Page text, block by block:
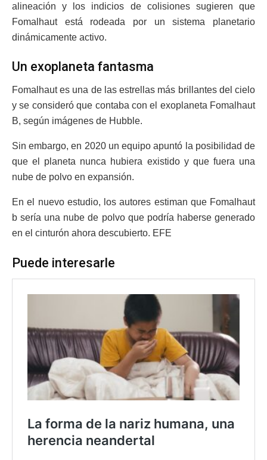
alineación y los indicios de colisiones sugieren que
Fomalhaut está rodeada por un sistema planetario
dinámicamente activo.
Un exoplaneta fantasma
Fomalhaut es una de las estrellas más brillantes del cielo
y se consideró que contaba con el exoplaneta Fomalhaut
B, según imágenes de Hubble.
Sin embargo, en 2020 un equipo apuntó la posibilidad de
que el planeta nunca hubiera existido y que fuera una
nube de polvo en expansión.
En el nuevo estudio, los autores estiman que Fomalhaut
b sería una nube de polvo que podría haberse generado
en el cinturón ahora descubierto. EFE
Puede interesarle